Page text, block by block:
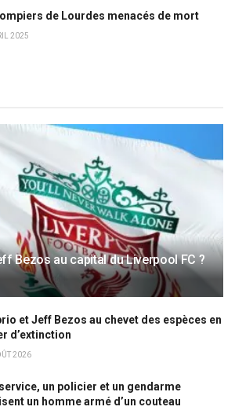
de Lourdes menacés de mort
2025
Bezos au capital du Liverpool FC ?
et Jeff Bezos au chevet des espèces en
d’extinction
2026
un policier et un gendarme
un homme armé d’un couteau